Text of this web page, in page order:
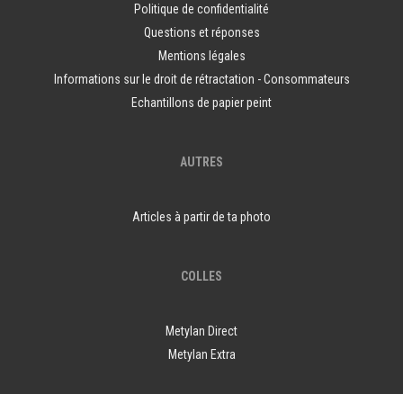
Politique de confidentialité
Questions et réponses
Mentions légales
Informations sur le droit de rétractation - Consommateurs
Echantillons de papier peint
AUTRES
Articles à partir de ta photo
COLLES
Metylan Direct
Metylan Extra